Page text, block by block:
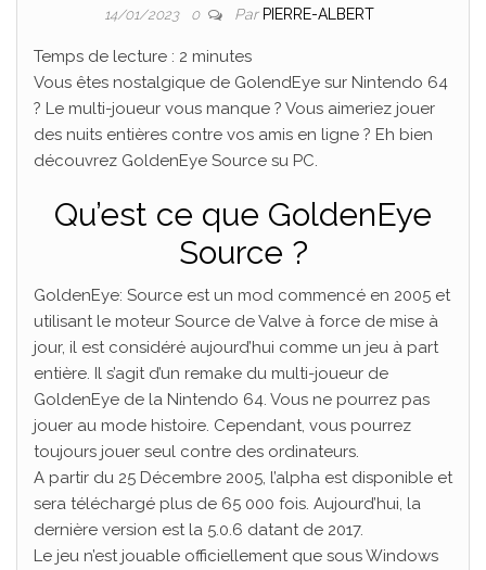
14/01/2023 0 Par PIERRE-ALBERT
Temps de lecture : 2 minutes
Vous êtes nostalgique de GolendEye sur Nintendo 64
? Le multi-joueur vous manque ? Vous aimeriez jouer
des nuits entières contre vos amis en ligne ? Eh bien
découvrez GoldenEye Source su PC.
Qu’est ce que GoldenEye
Source ?
GoldenEye: Source est un mod commencé en 2005 et
utilisant le moteur Source de Valve à force de mise à
jour, il est considéré aujourd’hui comme un jeu à part
entière. Il s’agit d’un remake du multi-joueur de
GoldenEye de la Nintendo 64. Vous ne pourrez pas
jouer au mode histoire. Cependant, vous pourrez
toujours jouer seul contre des ordinateurs.
A partir du 25 Décembre 2005, l’alpha est disponible et
sera téléchargé plus de 65 000 fois. Aujourd’hui, la
dernière version est la 5.0.6 datant de 2017.
Le jeu n’est jouable officiellement que sous Windows